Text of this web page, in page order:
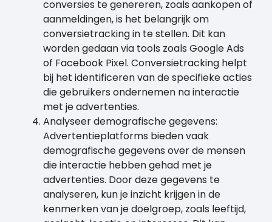
conversies te genereren, zoals aankopen of
aanmeldingen, is het belangrijk om
conversietracking in te stellen. Dit kan
worden gedaan via tools zoals Google Ads
of Facebook Pixel. Conversietracking helpt
bij het identificeren van de specifieke acties
die gebruikers ondernemen na interactie
met je advertenties.
Analyseer demografische gegevens:
Advertentieplatforms bieden vaak
demografische gegevens over de mensen
die interactie hebben gehad met je
advertenties. Door deze gegevens te
analyseren, kun je inzicht krijgen in de
kenmerken van je doelgroep, zoals leeftijd,